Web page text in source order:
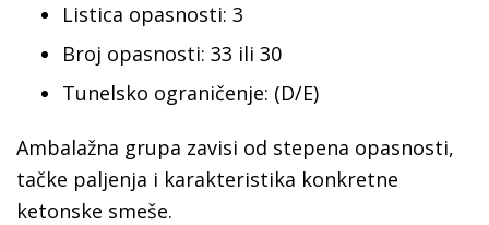
Listica opasnosti: 3
Broj opasnosti: 33 ili 30
Tunelsko ograničenje: (D/E)
Ambalažna grupa zavisi od stepena opasnosti,
tačke paljenja i karakteristika konkretne
ketonske smeše.